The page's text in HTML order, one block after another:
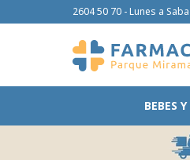
BEBES
2604 50 70 - Lunes a